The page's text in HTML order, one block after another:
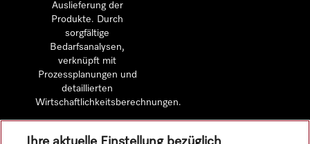
Auslieferung der
Produkte. Durch
sorgfältige
Bedarfsanalysen,
verknüpft mit
Prozessplanungen und
detaillierten
Wirtschaftlichkeitsberechnungen.